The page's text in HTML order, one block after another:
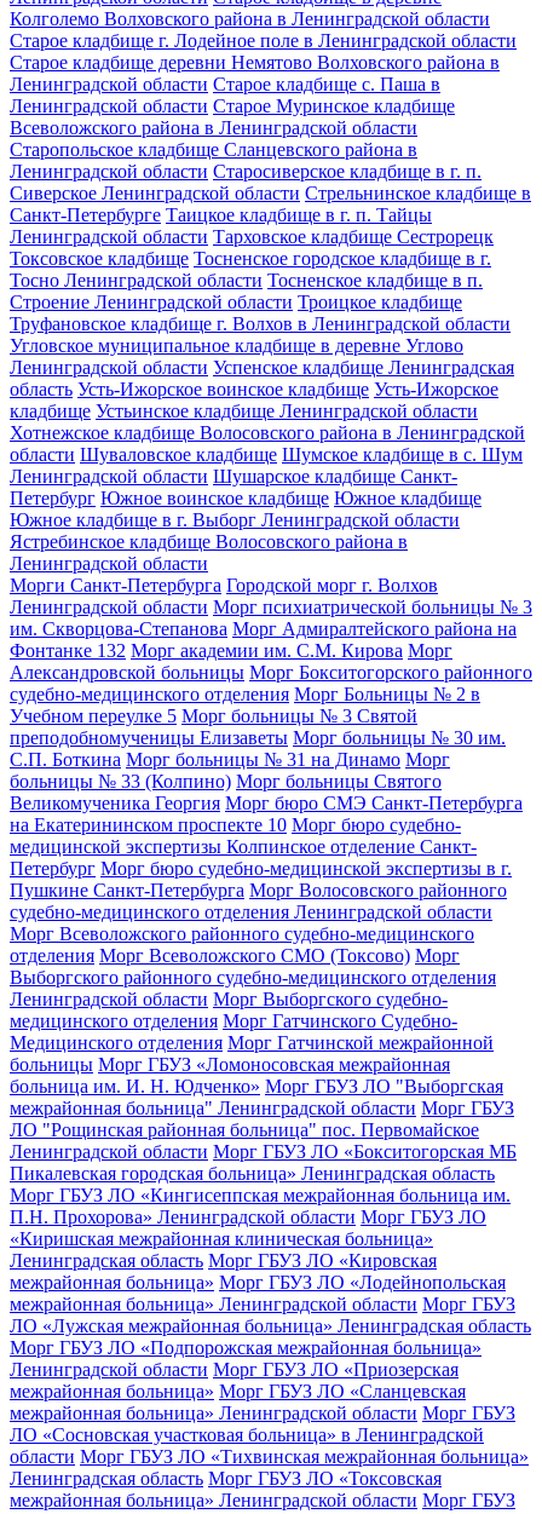
Колголемо Волховского района в Ленинградской области
Старое кладбище г. Лодейное поле в Ленинградской области
Старое кладбище деревни Немятово Волховского района в
Ленинградской области Старое кладбище с. Паша в
Ленинградской области Старое Муринское кладбище
Всеволожского района в Ленинградской области
Старопольское кладбище Сланцевского района в
Ленинградской области Старосиверское кладбище в г. п.
Сиверское Ленинградской области Стрельнинское кладбище в
Санкт-Петербурге Таицкое кладбище в г. п. Тайцы
Ленинградской области Тарховское кладбище Сестрорецк
Токсовское кладбище Тосненское городское кладбище в г.
Тосно Ленинградской области Тосненское кладбище в п.
Строение Ленинградской области Троицкое кладбище
Труфановское кладбище г. Волхов в Ленинградской области
Угловское муниципальное кладбище в деревне Углово
Ленинградской области Успенское кладбище Ленинградская
область Усть-Ижорское воинское кладбище Усть-Ижорское
кладбище Устьинское кладбище Ленинградской области
Хотнежское кладбище Волосовского района в Ленинградской
области Шуваловское кладбище Шумское кладбище в с. Шум
Ленинградской области Шушарское кладбище Санкт-
Петербург Южное воинское кладбище Южное кладбище
Южное кладбище в г. Выборг Ленинградской области
Ястребинское кладбище Волосовского района в
Ленинградской области
Морги Санкт-Петербурга Городской морг г. Волхов
Ленинградской области Морг психиатрической больницы № 3
им. Скворцова-Степанова Морг Адмиралтейского района на
Фонтанке 132 Морг академии им. С.М. Кирова Морг
Александровской больницы Морг Бокситогорского районного
судебно-медицинского отделения Морг Больницы № 2 в
Учебном переулке 5 Морг больницы № 3 Святой
преподобномученицы Елизаветы Морг больницы № 30 им.
С.П. Боткина Морг больницы № 31 на Динамо Морг
больницы № 33 (Колпино) Морг больницы Святого
Великомученика Георгия Морг бюро СМЭ Санкт-Петербурга
на Екатерининском проспекте 10 Морг бюро судебно-
медицинской экспертизы Колпинское отделение Санкт-
Петербург Морг бюро судебно-медицинской экспертизы в г.
Пушкине Санкт-Петербурга Морг Волосовского районного
судебно-медицинского отделения Ленинградской области
Морг Всеволожского районного судебно-медицинского
отделения Морг Всеволожского СМО (Токсово) Морг
Выборгского районного судебно-медицинского отделения
Ленинградской области Морг Выборгского судебно-
медицинского отделения Морг Гатчинского Судебно-
Медицинского отделения Морг Гатчинской межрайонной
больницы Морг ГБУЗ «Ломоносовская межрайонная
больница им. И. Н. Юдченко» Морг ГБУЗ ЛО "Выборгская
межрайонная больница" Ленинградской области Морг ГБУЗ
ЛО "Рощинская районная больница" пос. Первомайское
Ленинградской области Морг ГБУЗ ЛО «Бокситогорская МБ
Пикалевская городская больница» Ленинградская область
Морг ГБУЗ ЛО «Кингисеппская межрайонная больница им.
П.Н. Прохорова» Ленинградской области Морг ГБУЗ ЛО
«Киришская межрайонная клиническая больница»
Ленинградская область Морг ГБУЗ ЛО «Кировская
межрайонная больница» Морг ГБУЗ ЛО «Лодейнопольская
межрайонная больница» Ленинградской области Морг ГБУЗ
ЛО «Лужская межрайонная больница» Ленинградская область
Морг ГБУЗ ЛО «Подпорожская межрайонная больница»
Ленинградской области Морг ГБУЗ ЛО «Приозерская
межрайонная больница» Морг ГБУЗ ЛО «Сланцевская
межрайонная больница» Ленинградской области Морг ГБУЗ
ЛО «Сосновская участковая больница» в Ленинградской
области Морг ГБУЗ ЛО «Тихвинская межрайонная больница»
Ленинградская область Морг ГБУЗ ЛО «Токсовская
межрайонная больница» Ленинградской области Морг ГБУЗ